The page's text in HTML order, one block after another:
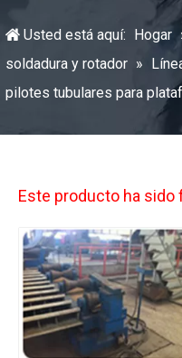
Usted está aquí: Hogar
soldadura y rotador »
pilotes tubulares para
Este producto ha sido